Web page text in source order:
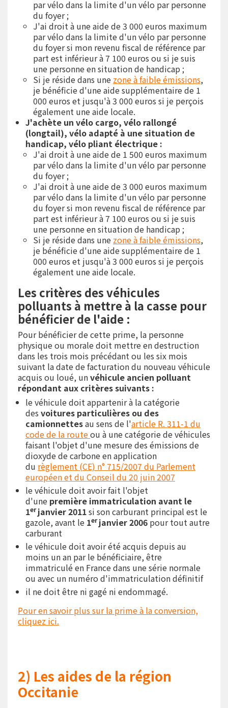
par vélo dans la limite d'un vélo par personne
du foyer ;
J'ai droit à une aide de 3 000 euros maximum
par vélo dans la limite d'un vélo par personne
du foyer si mon revenu fiscal de référence par
part est inférieur à 7 100 euros ou si je suis
une personne en situation de handicap ;
Si je réside dans une zone à faible émissions,
je bénéficie d'une aide supplémentaire de 1
000 euros et jusqu'à 3 000 euros si je perçois
également une aide locale.
J'achète un vélo cargo, vélo rallongé
(longtail), vélo adapté à une situation de
handicap, vélo pliant électrique :
J'ai droit à une aide de 1 500 euros maximum
par vélo dans la limite d'un vélo par personne
du foyer ;
J'ai droit à une aide de 3 000 euros maximum
par vélo dans la limite d'un vélo par personne
du foyer si mon revenu fiscal de référence par
part est inférieur à 7 100 euros ou si je suis
une personne en situation de handicap ;
Si je réside dans une zone à faible émissions,
je bénéficie d'une aide supplémentaire de 1
000 euros et jusqu'à 3 000 euros si je perçois
également une aide locale.
Les critères des véhicules
polluants à mettre à la casse pour
bénéficier de l'aide :
Pour bénéficier de cette prime, la personne
physique ou morale doit mettre en destruction
dans les trois mois précédant ou les six mois
suivant la date de facturation du nouveau véhicule
acquis ou loué, unvéhicule ancien polluant
répondant aux critères suivants :
le véhicule doit appartenir à la catégorie
des voitures particulières ou des
camionnettesau sens de l'article R. 311-1 du
code de la routeou à une catégorie de véhicules
faisant l'objet d'une mesure des émissions de
dioxyde de carbone en application
du règlement (CE) n° 715/2007 du Parlement
européen et du Conseil du 20 juin 2007
le véhicule doit avoir fait l'objet
d'une première immatriculation avant le
1erjanvier 2011si son carburant principal est le
gazole, avant le 1erjanvier 2006 pour tout autre
carburant
le véhicule doit avoir été acquis depuis au
moins un an par le bénéficiaire, être
immatriculé en France dans une série normale
ou avec un numéro d'immatriculation définitif
il ne doit être ni gagé ni endommagé.
Pour en savoir plus sur la prime à la conversion,
cliquez ici.
2) Les aides de la région
Occitanie